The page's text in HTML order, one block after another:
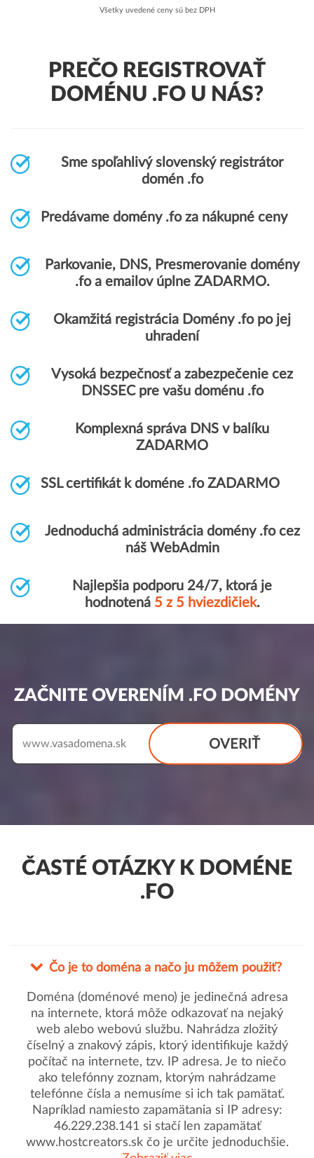
Všetky uvedené ceny sú bez DPH
PREČO REGISTROVAŤ
DOMÉNU .FO U NÁS?
Sme spoľahlivý slovenský registrátor
domén .fo
Predávame domény .fo za nákupné ceny
Parkovanie, DNS, Presmerovanie domény
.fo a emailov úplne ZADARMO.
Okamžitá registrácia Domény .fo po jej
uhradení
Vysoká bezpečnosť a zabezpečenie cez
DNSSEC pre vašu doménu .fo
Komplexná správa DNS v balíku
ZADARMO
SSL certifikát k doméne .fo ZADARMO
Jednoduchá administrácia domény .fo cez
náš WebAdmin
Najlepšia podporu 24/7, ktorá je
hodnotená 5 z 5 hviezdičiek.
ZAČNITE OVERENÍM .FO DOMÉNY
OVERIŤ
www.
ČASTÉ OTÁZKY K DOMÉNE
.FO
Čo je to doména a načo ju môžem použiť?
Doména (doménové meno) je jedinečná adresa
na internete, ktorá môže odkazovať na nejaký
web alebo webovú službu. Nahrádza zložitý
číselný a znakový zápis, ktorý identifikuje každý
počítač na internete, tzv. IP adresa. Je to niečo
ako telefónny zoznam, ktorým nahrádzame
telefónne čísla a nemusíme si ich tak pamätať.
Napríklad namiesto zapamätania si IP adresy:
46.229.238.141 si stačí len zapamätať
www.hostcreators.sk čo je určite jednoduchšie.